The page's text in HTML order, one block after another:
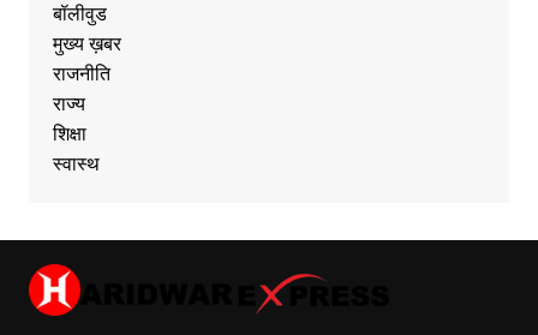
बॉलीवुड
मुख्य ख़बर
राजनीति
राज्य
शिक्षा
स्वास्थ